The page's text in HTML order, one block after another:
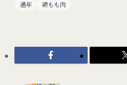
通年
鶏もも肉